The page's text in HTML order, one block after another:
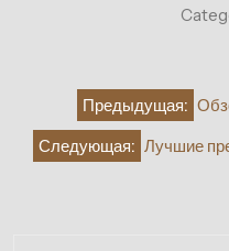
Навигация
по
записям
Предыдущая:
Следующая: Лучшие